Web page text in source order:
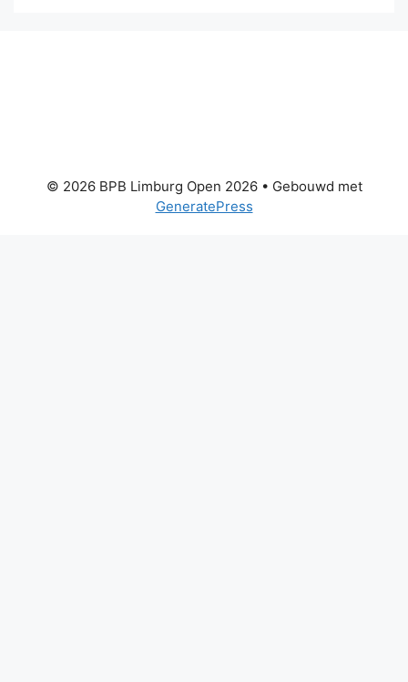
© 2026 BPB Limburg Open 2026• Gebouwd met
GeneratePress